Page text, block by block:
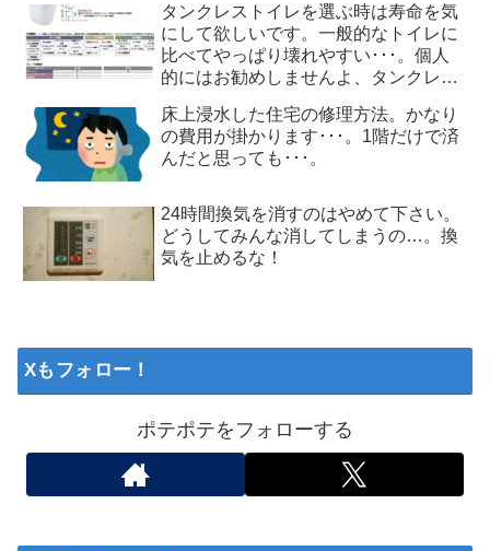
タンクレストイレを選ぶ時は寿命を気
にして欲しいです。一般的なトイレに
比べてやっぱり壊れやすい･･･。個人
的にはお勧めしませんよ、タンクレス
床上浸水した住宅の修理方法。かなり
の費用が掛かります･･･。1階だけで済
んだと思っても･･･。
24時間換気を消すのはやめて下さい。
どうしてみんな消してしまうの…。換
気を止めるな！
Xもフォロー！
ポテポテをフォローする